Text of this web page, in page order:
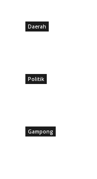
Daerah
Politik
Gampong